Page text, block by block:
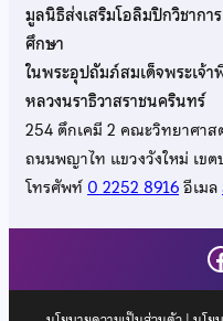
มูลนิธิส่งเสริมโอลิมปิกวิชาก
ศึกษา
ในพระอุปถัมภ์สมเด็จพระเจ้
หลวงนราธิวาสราชนครินทร์
254 ตึกเคมี 2 คณะวิทยาศา
ถนนพญาไท แขวงวังใหม่ เข
โทรศัพท์0 2252 8916อีเมล